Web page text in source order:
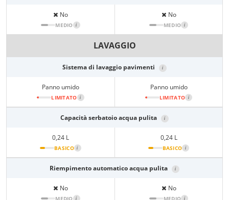
No
MEDIO i
No
MEDIO i
LAVAGGIO
Sistema di lavaggio pavimenti i
Panno umido
LIMITATO i
Panno umido
LIMITATO i
Capacità serbatoio acqua pulita i
0,24 L
BASICO i
0,24 L
BASICO i
Riempimento automatico acqua pulita i
No
i
No
i